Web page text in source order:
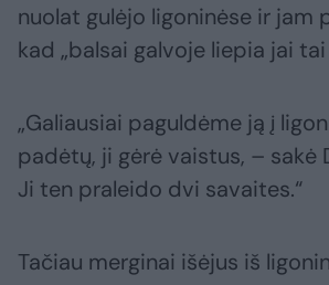
nuolat gulėjo ligoninėse ir jam
kad „balsai galvoje liepia jai
„Galiausiai paguldėme ją į
padėtų, ji gėrė vaistus, – sakė
Ji ten praleido dvi savaites.“
Tačiau merginai išėjus iš